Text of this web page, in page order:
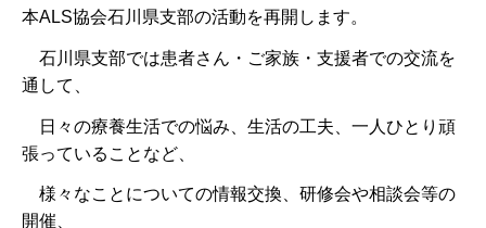
本ALS協会石川県支部の活動を再開します。
石川県支部では患者さん・ご家族・支援者での交流を
通して、
日々の療養生活での悩み、生活の工夫、一人ひとり頑
張っていることなど、
様々なことについての情報交換、研修会や相談会等の
開催、